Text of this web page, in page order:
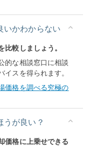
いかわからない
比較しましょう。
的な相談窓口に相談
イスを得られます。
価格を調べる究極の
うが良い？
価格に上乗せできる